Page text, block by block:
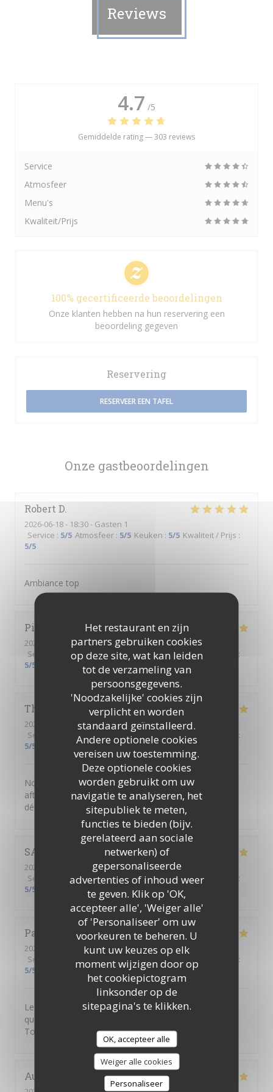
Het restaurant en zijn
partners gebruiken cookies
op deze site, wat kan leiden
tot de verzameling van
persoonsgegevens.
'Noodzakelijke' cookies zijn
verplicht en worden
standaard geïnstalleerd.
Andere optionele cookies
vereisen uw toestemming.
Deze optionele cookies
worden gebruikt om uw
navigatie te analyseren, het
sitepubliek te meten,
functies te bieden (bijv.
gerelateerd aan sociale
netwerken) of
gepersonaliseerde
advertenties of inhoud weer
te geven. Klik op 'OK,
accepteer alle', 'Weiger alle'
of 'Personaliseer' om uw
voorkeuren te beheren. U
kunt uw keuzes op elk
moment wijzigen door op
het cookiepictogram
linksonder op de
sitepagina's te klikken.
OK, accepteer alle
Weiger alle cookies
Personaliseer
Reviews
Onze gastbeoordelingen
Robert D
2026-06-18- 18:30 - Gasten 1
Service : 5/5 Atmosfeer : 5/5 Keuken : 5/5 Kwaliteit / Prijs :
5/5
Ambiance top
Pierre
2026-06-18
- 18:30 - Gasten 6
Service
/5 Atmosfeer:5/5 Keuken:5 /5 Kwaliteit / Prijs
:
5/5
Thibault
2026-06-18
- 18:00 - Gasten 1
Service
Atmosfeer /5 Keuken /5 Kwaliteit / Prijs
:
5/5
Nous avons passer un moment très sympa pour cet
afterwork entre collègues. Le lieu est cosy et les mets
délicieux. Bravo et merci aux élèves et équipes
SABRINA
2026-06-18
- 18:00 - Gasten 1
Service
/5 Atmosfeer:5/5 Keuken: 5/5 Kwaliteit / Prijs
:
5/5
Patricia
2026-06-18
- 18:30 - Gasten 2
Service
Atmosfeer: /5 Keuken : 5
:
5/5
Les prestations sont toujours excellentes. Grande
qualité des mets proposés, un service personnalisé ...
Toujours un grand plaisir !
Aurelie
4.7 /5
Gemiddelde rating —303 reviews
Service
Atmosfeer
Menu's
Kwaliteit/Prijs
100% gecertificeerde beoordelingen
Onze klanten hebben na hun reservering een
beoordeling gegeven
Reservering
RESERVEER EEN TAFEL